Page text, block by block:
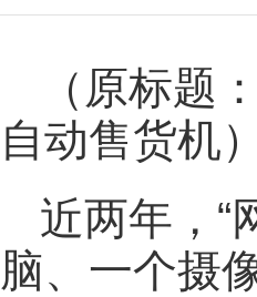
（原标题
自动售货机）
近两年，“
脑、一个摄